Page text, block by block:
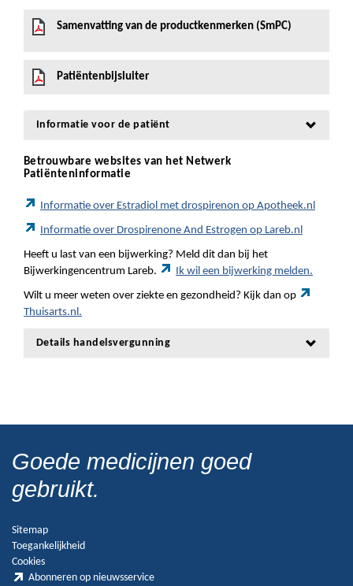
Samenvatting van de productkenmerken (SmPC)
Patiëntenbijsluiter
Informatie voor de patiënt
Betrouwbare websites van het Netwerk
Patiënteninformatie
Informatie over Estradiol met drospirenon op Apotheek.nl
Informatie over Drospirenone And Estrogen op Lareb.nl
Heeft u last van een bijwerking? Meld dit dan bij het
Bijwerkingencentrum Lareb.
Ik wil een bijwerking melden.
Wilt u meer weten over ziekte en gezondheid? Kijk dan op
Thuisarts.nl.
Details handelsvergunning
Goede medicijnen goed
gebruikt.
Sitemap
Toegankelijkheid
Cookies
Abonneren op nieuwsservice